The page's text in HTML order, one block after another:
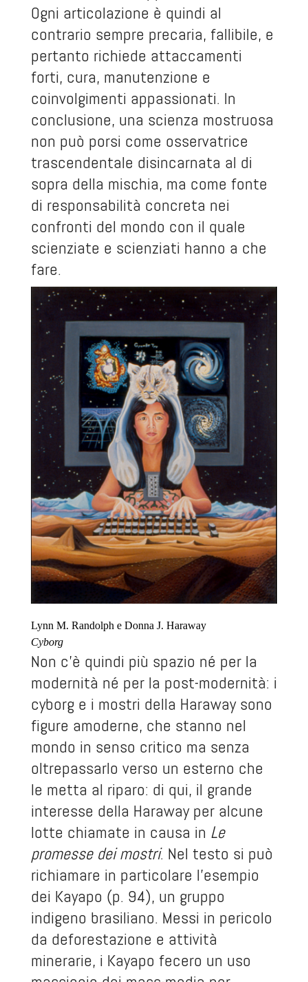
Ogni articolazione è quindi al
contrario sempre precaria, fallibile, e
pertanto richiede attaccamenti
forti, cura, manutenzione e
coinvolgimenti appassionati. In
conclusione, una scienza mostruosa
non può porsi come osservatrice
trascendentale disincarnata al di
sopra della mischia, ma come fonte
di responsabilità concreta nei
confronti del mondo con il quale
scienziate e scienziati hanno a che
fare.
Lynn M. Randolph e Donna J. Haraway
Cyborg
Non c’è quindi più spazio né per la
modernità né per la post-modernità: i
cyborg e i mostri della Haraway sono
figure amoderne, che stanno nel
mondo in senso critico ma senza
oltrepassarlo verso un esterno che
le metta al riparo: di qui, il grande
interesse della Haraway per alcune
lotte chiamate in causa in Le
promesse dei mostri. Nel testo si può
richiamare in particolare l’esempio
dei Kayapo (p. 94), un gruppo
indigeno brasiliano. Messi in pericolo
da deforestazione e attività
minerarie, i Kayapo fecero un uso